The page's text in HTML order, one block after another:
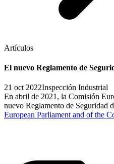
Artículos
El nuevo Reglamento de
21 oct 2022Inspección Industrial
En abril de 2021, la Comisión
nuevo Reglamento de Seguridad
European Parliament and of the